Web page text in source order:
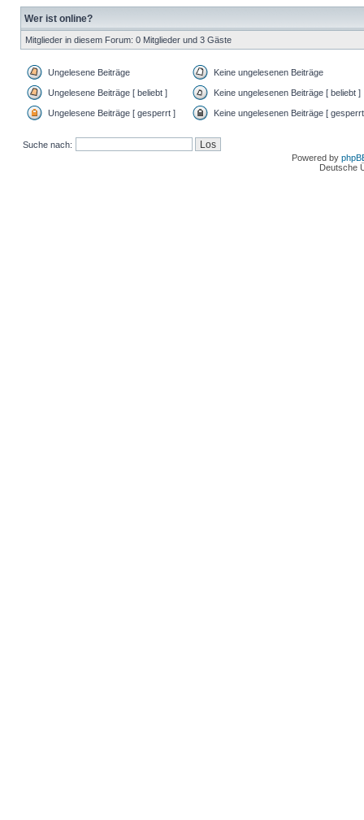
Wer ist online?
Mitglieder in diesem Forum: 0 Mitglieder und 3 Gäste
Ungelesene Beiträge Keine ungelesenen Beiträge
Ungelesene Beiträge [ beliebt ] Keine ungelesenen Beiträge [ beliebt ]
Ungelesene Beiträge [ gesperrt ] Keine ungelesenen Beiträge [
Suche nach:
Powered by
Deutsche